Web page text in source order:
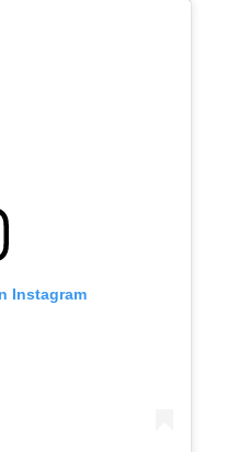
Instagram